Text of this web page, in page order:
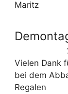
Maritz
Vielen Dank
bei dem
Regalen